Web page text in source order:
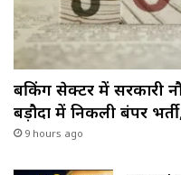
बैंकिंग सेक्टर में सरकारी
बड़ौदा में निकली बंपर
9 hours ago